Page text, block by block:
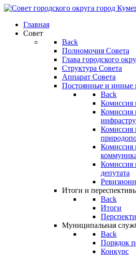
Главная
Совет
Back
Полномочия Совета
Глава городского
Структура Совета
Аппарат Совета
Постоянные и инные
Back
Комиссия
Комиссия
Комиссия
Комиссия
Комиссия
депутата
Итоги и
Back
Итоги
Муниципальная
Back
Порядок
Конкурс